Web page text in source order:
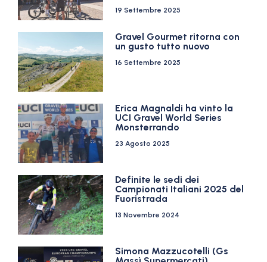
19 Settembre 2025
Gravel Gourmet ritorna con
un gusto tutto nuovo
16 Settembre 2025
Erica Magnaldi ha vinto la
UCI Gravel World Series
Monsterrando
23 Agosto 2025
Definite le sedi dei
Campionati Italiani 2025 del
Fuoristrada
13 Novembre 2024
Simona Mazzucotelli (Gs